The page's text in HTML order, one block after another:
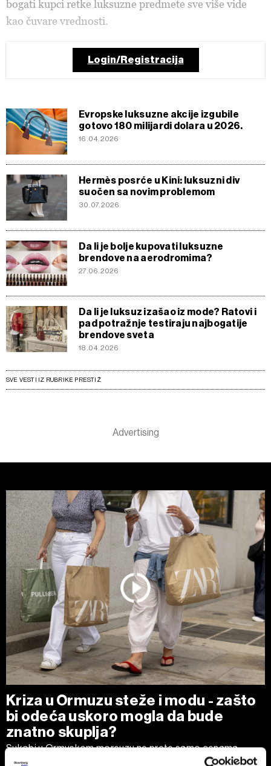
bogati kupci retke luksuzne predmete sve više vide
kao čuvare vrednosti.
Login/Registracija
Evropske luksuzne akcije izgubile
gotovo 180 milijardi dolara u 2026.
16.04.2026
Hermès posrće u Kini: luksuzni div
suočen sa novim problemom
30.07.2026
Da li je bolje kupovati luksuzne
brendove na aerodromima?
27.06.2026
Da li je luksuz izašao iz mode? Ratovi i
pad potražnje testiraju najbogatije
brendove sveta
18.04.2026
SVE VESTI IZ RUBRIKE PRESTIŽ
Kriza u Ormuzu steže i modu - zašto
bi odeća uskoro mogla da bude
znatno skuplja?
Sukobi u Ormuskom moreuzu ne prete samo cenama
goriva. Pošto se oko 70 odsto svetskih tekstilnih vlakana